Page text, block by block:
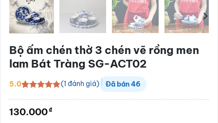
Bộ ấm chén thờ 3 chén vẽ rồng men
lam Bát Tràng SG-ACT02
5.0
đánh giá
(1 đánh giá) Đã bán46
130.000₫